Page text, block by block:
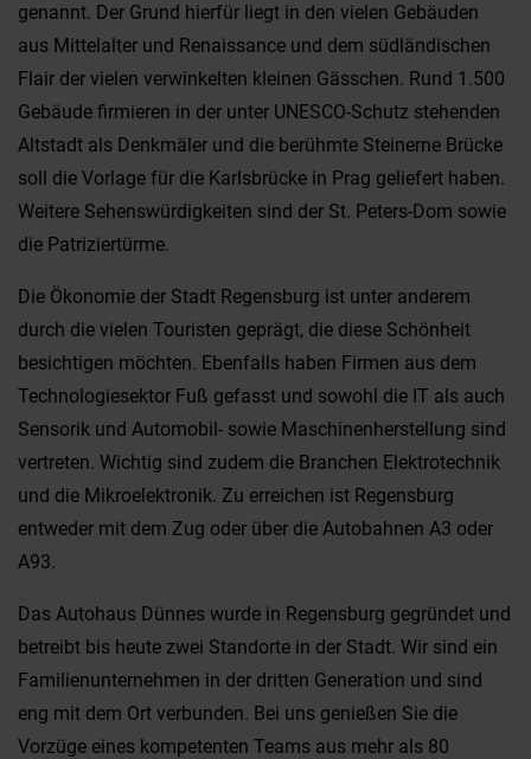
genannt. Der Grund hierfür liegt in den vielen Gebäuden
aus Mittelalter und Renaissance und dem südländischen
Flair der vielen verwinkelten kleinen Gässchen. Rund 1.500
Gebäude firmieren in der unter UNESCO-Schutz stehenden
Altstadt als Denkmäler und die berühmte Steinerne Brücke
soll die Vorlage für die Karlsbrücke in Prag geliefert haben.
Weitere Sehenswürdigkeiten sind der St. Peters-Dom sowie
die Patriziertürme.
Die Ökonomie der Stadt Regensburg ist unter anderem
durch die vielen Touristen geprägt, die diese Schönheit
besichtigen möchten. Ebenfalls haben Firmen aus dem
Technologiesektor Fuß gefasst und sowohl die IT als auch
Sensorik und Automobil- sowie Maschinenherstellung sind
vertreten. Wichtig sind zudem die Branchen Elektrotechnik
und die Mikroelektronik. Zu erreichen ist Regensburg
entweder mit dem Zug oder über die Autobahnen A3 oder
A93.
Das Autohaus Dünnes wurde in Regensburg gegründet und
betreibt bis heute zwei Standorte in der Stadt. Wir sind ein
Familienunternehmen in der dritten Generation und sind
eng mit dem Ort verbunden. Bei uns genießen Sie die
Vorzüge eines kompetenten Teams aus mehr als 80